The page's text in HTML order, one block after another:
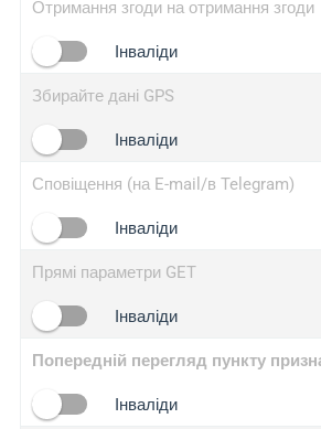
yip.su
iplogger.info
Отримання згоди на отримання згоди
Інваліди
Збирайте дані GPS
Інваліди
Сповіщення (на E-mail/в Telegram)
Інваліди
Прямі параметри GET
Інваліди
Попередній перегляд пункту
Інваліди